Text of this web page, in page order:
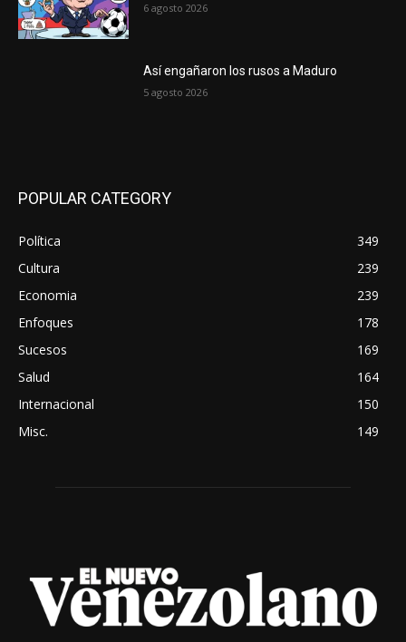
6 agosto 2026
Así engañaron los rusos a Maduro
5 agosto 2026
POPULAR CATEGORY
Política
349
Cultura
239
Economia
239
Enfoques
178
Sucesos
169
Salud
164
Internacional
150
Misc.
149